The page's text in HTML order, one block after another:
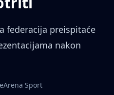
federacija preispitaće
nakon
Arena Sport